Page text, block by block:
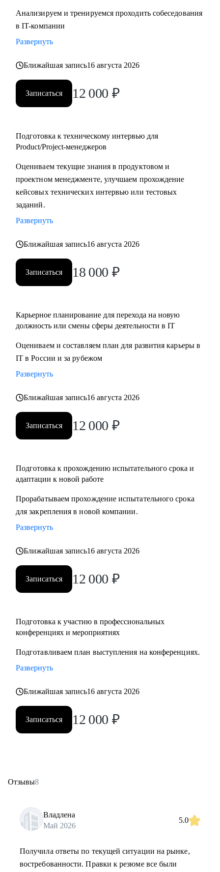
Анализируем и тренируемся проходить собеседования
в IT-компании
Развернуть
Ближайшая запись16 августа 2026
Записаться 12 000 ₽
Подготовка к техническому интервью для
Product/Project-менеджеров
Оцениваем текущие знания в продуктовом и
проектном менеджменте, улучшаем прохождение
кейсовых технических интервью или тестовых
заданий.
Развернуть
Ближайшая запись16 августа 2026
Записаться 18 000 ₽
Карьерное планирование для перехода на новую
должность или смены сферы деятельности в IT
Оцениваем и составляем план для развития карьеры в
IT в России и за рубежом
Развернуть
Ближайшая запись16 августа 2026
Записаться 12 000 ₽
Подготовка к прохождению испытательного срока и
адаптации к новой работе
Прорабатываем прохождение испытательного срока
для закрепления в новой компании.
Развернуть
Ближайшая запись16 августа 2026
Записаться 12 000 ₽
Подготовка к участию в профессиональных
конференциях и мероприятиях
Подготавливаем план выступления на конференциях.
Развернуть
Ближайшая запись16 августа 2026
Записаться 12 000 ₽
Отзывы8
Владлена
Май 2026
5.0
Получила ответы по текущей ситуации на рынке,
востребованности. Правки к резюме все были